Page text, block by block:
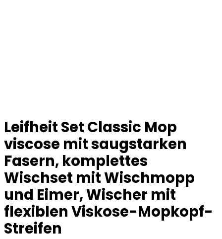
Leifheit Set Classic Mop
viscose mit saugstarken
Fasern, komplettes
Wischset mit Wischmopp
und Eimer, Wischer mit
flexiblen Viskose-Mopkopf-
Streifen